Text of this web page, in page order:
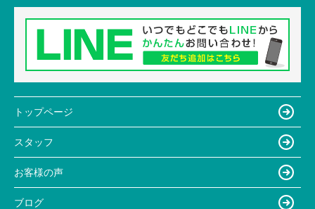
トップページ
スタッフ
お客様の声
ブログ